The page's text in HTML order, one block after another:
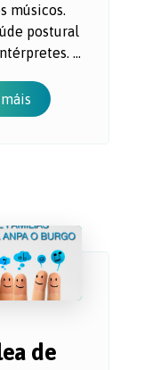
músicos.
postural
...
de